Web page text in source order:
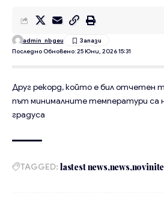
Последно Обновено: 25 Юни, 2026 15:31
admin_nbgeu
Друг рекорд, който е бил отчетен
път минималните температури са
градуса
TAGGED: lastest news news